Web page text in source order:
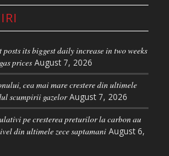
mai mare castig zilnic de la
factor care
optimist pe ambele piete
fi relatarile din presa
de la taxa UE pana
UE isi aliniaza schemele de
cum a precizatThe
its biggest daily increase in two weeks
prices August 7, 2026
cea mai mare crestere din ultimele
scumpirii gazelor August 7, 2026
pe cresterea preturilor la carbon au
din ultimele zece saptamani August 6,